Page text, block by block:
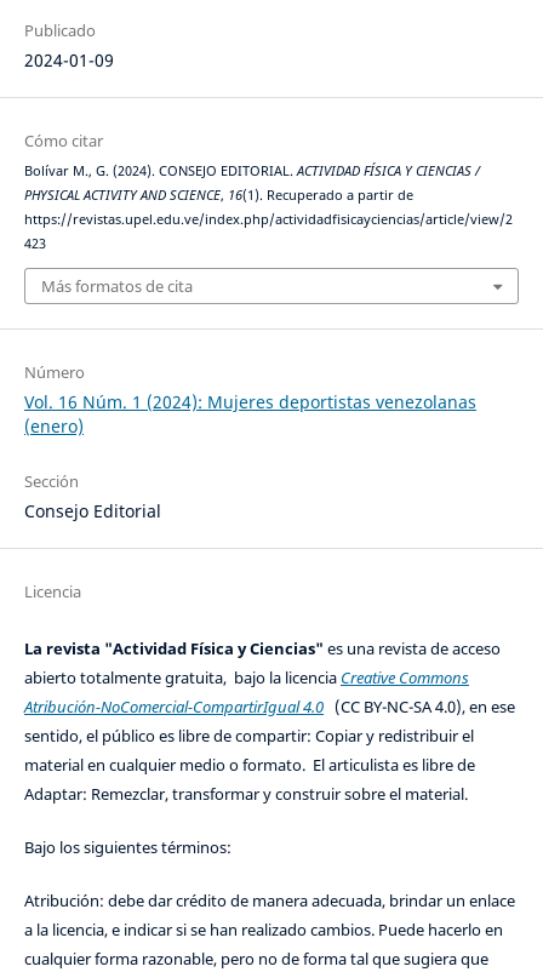
Publicado
2024-01-09
Cómo citar
Bolívar M., G. (2024). CONSEJO EDITORIAL. ACTIVIDAD FÍSICA Y CIENCIAS /
PHYSICAL ACTIVITY AND SCIENCE, 16(1). Recuperado a partir de
https://revistas.upel.edu.ve/index.php/actividadfisicayciencias/article/view/2
423
Más formatos de cita
Número
Vol. 16 Núm. 1 (2024): Mujeres deportistas venezolanas
(enero)
Sección
Consejo Editorial
Licencia
La revista "Actividad Física y Ciencias" es una revista de acceso
abierto totalmente gratuita, bajo la licencia Creative Commons
Atribución-NoComercial-CompartirIgual 4.0(CC BY-NC-SA 4.0), en ese
sentido, el público es libre de compartir: Copiar y redistribuir el
material en cualquier medio o formato. El articulista es libre de
Adaptar: Remezclar, transformar y construir sobre el material.
Bajo los siguientes términos:
Atribución: debe dar crédito de manera adecuada, brindar un enlace
a la licencia, e indicar si se han realizado cambios. Puede hacerlo en
cualquier forma razonable, pero no de forma tal que sugiera que